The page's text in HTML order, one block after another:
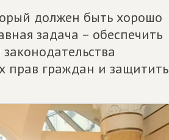
должен быть хорошо
задача – обеспечить
прав граждан и защитить